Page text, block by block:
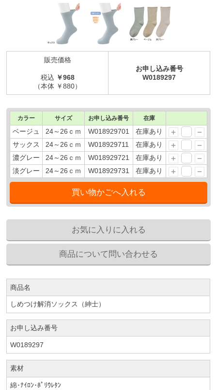
販売価格
税込 ￥968
（本体 ￥880）
お申し込み番号
W0189297
カラー サイズ お申し込み番号 在庫
ベージュ 24～26ｃｍ W018929701
在庫あり
サックス
24～26ｃｍ W018929711
在庫あり
濃グレー
24～26ｃｍ W018929721
在庫あり
淡グレー
24～26ｃｍ W018929731 在庫あり
商品名
しめつけ解消ソックス（紳士）
お申し込み番号
W0189297
素材
綿･ﾅｲﾛﾝ･ﾎﾟﾘｳﾚﾀﾝ